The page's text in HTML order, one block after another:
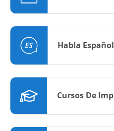
Habla Español
Cursos De